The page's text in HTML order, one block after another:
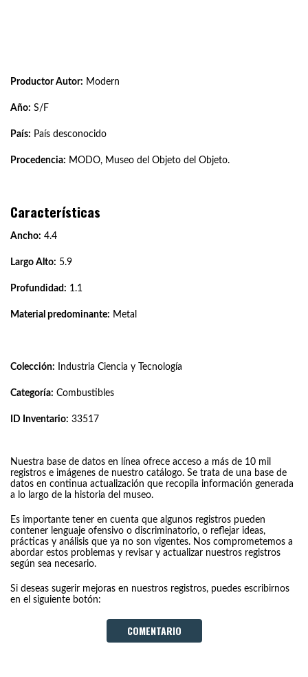
Productor Autor: Modern
Año: S/F
País: País desconocido
Procedencia: MODO, Museo del Objeto del Objeto.
Características
Ancho: 4.4
Largo Alto: 5.9
Profundidad: 1.1
Material predominante: Metal
Colección: Industria Ciencia y Tecnología
Categoría: Combustibles
ID Inventario: 33517
Nuestra base de datos en línea ofrece acceso a más de 10 mil
registros e imágenes de nuestro catálogo. Se trata de una base de
datos en continua actualización que recopila información generada
a lo largo de la historia del museo.
Es importante tener en cuenta que algunos registros pueden
contener lenguaje ofensivo o discriminatorio, o reflejar ideas,
prácticas y análisis que ya no son vigentes. Nos comprometemos a
abordar estos problemas y revisar y actualizar nuestros registros
según sea necesario.
Si deseas sugerir mejoras en nuestros registros, puedes escribirnos
en el siguiente botón:
COMENTARIO